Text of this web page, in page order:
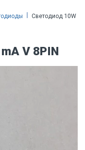
Светодиод 10W
V 8PIN